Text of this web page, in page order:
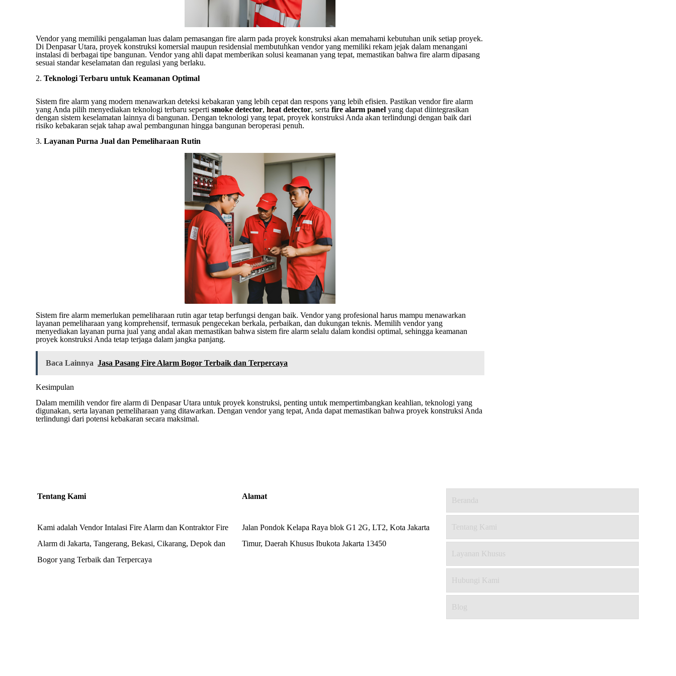
Vendor yang memiliki pengalaman luas dalam pemasangan fire alarm pada proyek konstruksi akan memahami kebutuhan unik setiap proyek.
Di Denpasar Utara, proyek konstruksi komersial maupun residensial membutuhkan vendor yang memiliki rekam jejak dalam menangani
instalasi di berbagai tipe bangunan. Vendor yang ahli dapat memberikan solusi keamanan yang tepat, memastikan bahwa fire alarm dipasang
sesuai standar keselamatan dan regulasi yang berlaku.
2.Teknologi Terbaru untuk Keamanan Optimal
Sistem fire alarm yang modern menawarkan deteksi kebakaran yang lebih cepat dan respons yang lebih efisien. Pastikan vendor fire alarm
yang Anda pilih menyediakan teknologi terbaru sepertismoke detector,heat detector, sertafire alarm panel yang dapat diintegrasikan
dengan sistem keselamatan lainnya di bangunan. Dengan teknologi yang tepat, proyek konstruksi Anda akan terlindungi dengan baik dari
risiko kebakaran sejak tahap awal pembangunan hingga bangunan beroperasi penuh.
3.Layanan Purna Jual dan Pemeliharaan Rutin
Sistem fire alarm memerlukan pemeliharaan rutin agar tetap berfungsi dengan baik. Vendor yang profesional harus mampu menawarkan
layanan pemeliharaan yang komprehensif, termasuk pengecekan berkala, perbaikan, dan dukungan teknis. Memilih vendor yang
menyediakan layanan purna jual yang andal akan memastikan bahwa sistem fire alarm selalu dalam kondisi optimal, sehingga keamanan
proyek konstruksi Anda tetap terjaga dalam jangka panjang.
Baca Lainnya Jasa Pasang Fire Alarm Bogor Terbaik dan Terpercaya
Kesimpulan
Dalam memilih vendor fire alarm di Denpasar Utara untuk proyek konstruksi, penting untuk mempertimbangkan keahlian, teknologi yang
digunakan, serta layanan pemeliharaan yang ditawarkan. Dengan vendor yang tepat, Anda dapat memastikan bahwa proyek konstruksi Anda
terlindungi dari potensi kebakaran secara maksimal.
Tentang Kami
Kami adalah Vendor Intalasi Fire Alarm dan Kontraktor Fire
Alarm di Jakarta, Tangerang, Bekasi, Cikarang, Depok dan
Bogor yang Terbaik dan Terpercaya
Alamat
Jalan Pondok Kelapa Raya blok G1 2G, LT2, Kota Jakarta
Timur, Daerah Khusus Ibukota Jakarta 13450
Beranda
Tentang Kami
Layanan Khusus
Hubungi Kami
Blog